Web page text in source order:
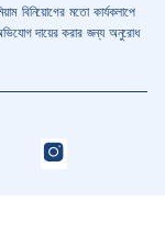
বিনিয়োগের মতো কার্যকলাপে
দায়ের করার জন্য অনুরোধ